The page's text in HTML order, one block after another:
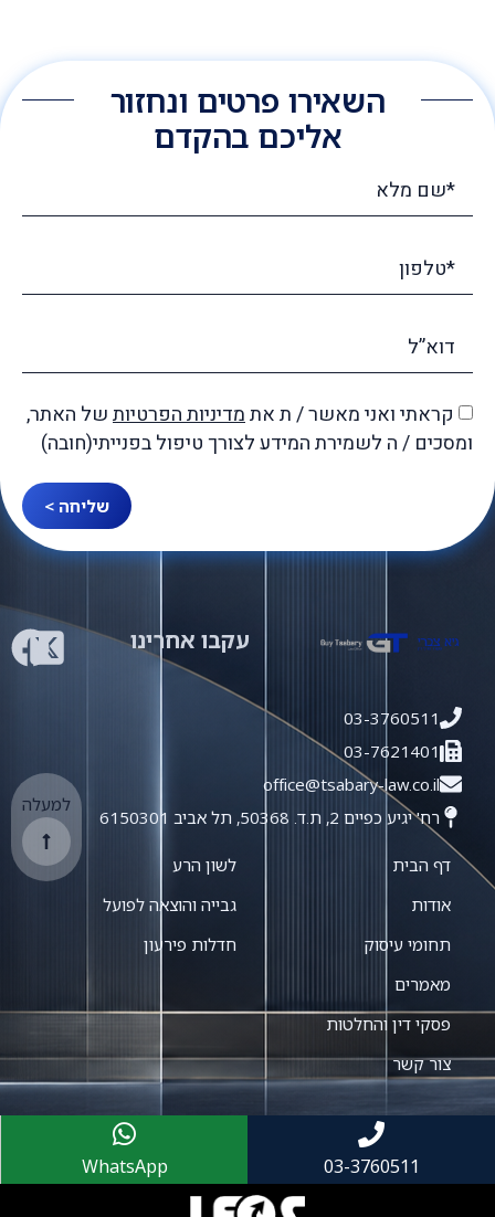
השאירו פרטים ונחזור
אליכם בהקדם
קראתי ואני מאשר / ת אתמדיניות הפרטיותשל האתר,
ומסכים / ה לשמירת המידע לצורך טיפול בפנייתי(חובה)
שליחה >
עקבו אחרינו
03-3760511
03-7621401
office@tsabary-law.co.il
רח' יגיע כפיים 2, ת.ד. 50368, תל אביב 6150301
דף הבית
אודות
תחומי עיסוק
מאמרים
פסקי דין והחלטות
צור קשר
לשון הרע
גבייה והוצאה לפועל
חדלות פירעון
למעלה
03-3760511
WhatsApp